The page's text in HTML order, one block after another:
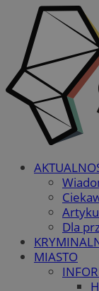
Dla
MIASTO